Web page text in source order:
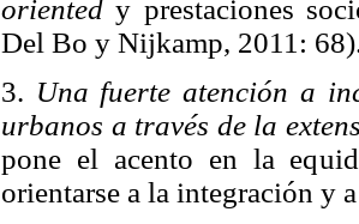
oriented y prestaciones
Del Bo y Nijkamp, 2011:
3. Una fuerte atención a
urbanos a través de la
pone el acento en la
orientarse a la integración y